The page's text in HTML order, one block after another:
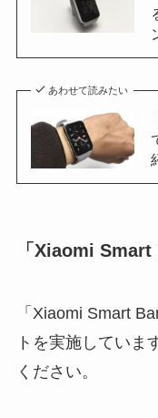
あわせて読みたい
「Xiaomi
「Xiaomi Smart
トを実施していま
ください。